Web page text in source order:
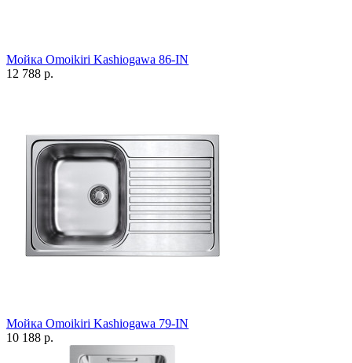
Мойка Omoikiri Kashiogawa 86-IN
12 788 р.
Мойка Omoikiri Kashiogawa 79-IN
10 188 р.